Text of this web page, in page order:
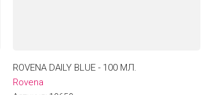
ROVENA DAILY BLUE - 100 МЛ.
Rovena